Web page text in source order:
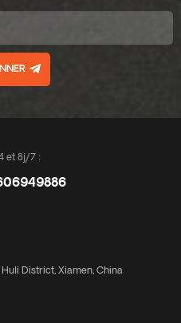
et 8j/7 :
Huli District, Xiamen, China